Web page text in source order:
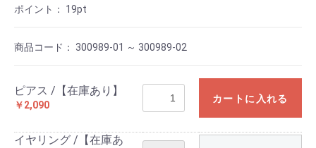
ポイント： 19pt
商品コード： 300989-01 ～ 300989-02
ピアス /【在庫あり】
￥2,090
カートに入れる
イヤリング /【在庫あ